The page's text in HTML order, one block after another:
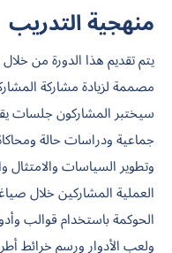
منهجية التدريب
يتم تقديم هذا الدورة من
مصممة لزيادة مشاركة
سيختبر المشاركون جلسات
جماعية ودراسات حالة
وتطوير السياسات
العملية المشاركين خلال
الحوكمة باستخدام قوالب
ولعب الأدوار ورسم خرائط